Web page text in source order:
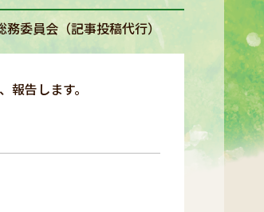
務委員会（記事投稿代行）
告します。